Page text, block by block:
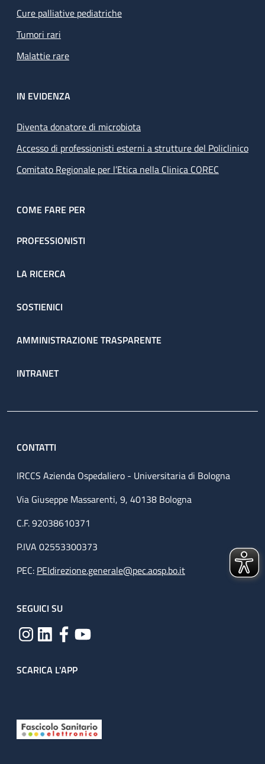
Cure palliative pediatriche
Tumori rari
Malattie rare
IN EVIDENZA
Diventa donatore di microbiota
Accesso di professionisti esterni a strutture del Policlinico
Comitato Regionale per l’Etica nella Clinica COREC
COME FARE PER
PROFESSIONISTI
LA RICERCA
SOSTIENICI
AMMINISTRAZIONE TRASPARENTE
INTRANET
CONTATTI
IRCCS Azienda Ospedaliero - Universitaria di Bologna
Via Giuseppe Massarenti, 9, 40138 Bologna
C.F. 92038610371
P.IVA 02553300373
PEC: PEIdirezione.generale@pec.aosp.bo.it
SEGUICI SU
SCARICA L'APP